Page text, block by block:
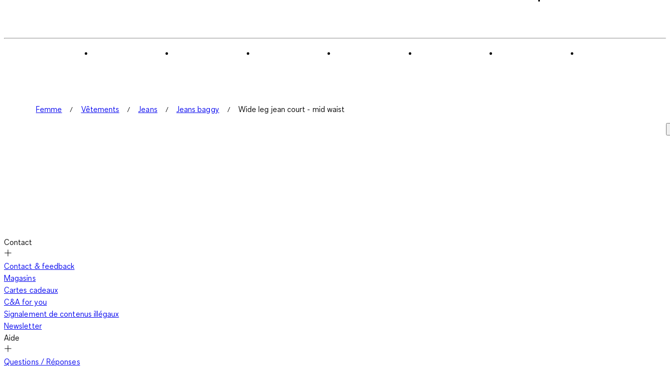
Femme Vêtements Jeans Jeans baggy Wide leg jean court - mid waist
Contact
Contact & feedback
Magasins
Cartes cadeaux
C&A for you
Signalement de contenus illégaux
Newsletter
Aide
Questions / Réponses